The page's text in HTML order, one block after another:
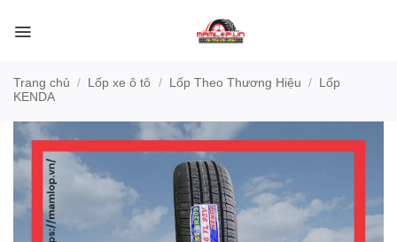
qua
Trang chủ / Lốp xe ô tô / Lốp Theo Thương Hiệu / Lốp
KENDA